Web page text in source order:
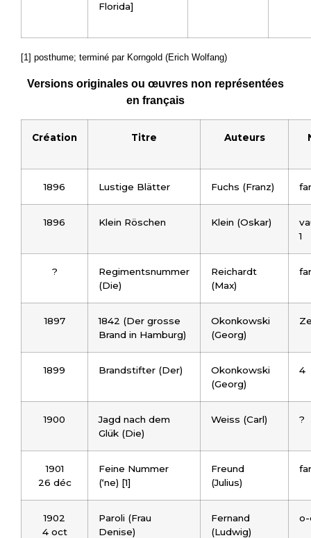
Florida]
[1] posthume; terminé par Korngold (Erich Wolfang)
Versions originales ou œuvres non représentées
en français
Création Titre Auteurs
1896 Lustige Blätter Fuchs (Franz)
1896 Klein Röschen Klein (Oskar)
1
?
Regimentsnummer
(Die)
Reichardt
(Max)
1897
1842 (Der grosse
Brand in Hamburg)
Okonkowski
(Georg)
1899 Brandstifter (Der)
Okonkowski
(Georg)
4
1900
Jagd nach dem
Glük (Die)
Weiss (Carl) ?
1901
26 déc
Feine Nummer
(‘ne) [1]
Freund
(Julius)
1902
4 oct
Paroli (Frau
Denise)
Fernand
(Ludwig)
o-